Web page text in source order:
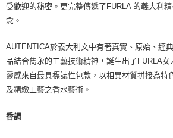
受歡迎的秘密。更完整傳遞了FURLA 的義大利
念。
AUTENTICA於義大利文中有著真實、原始、經
品結合雋永的工藝技術精神，誕生出了FURLA
靈感來自最具標誌性包款，以相異材質拼接為特
及精緻工藝之香水藝術。
香調